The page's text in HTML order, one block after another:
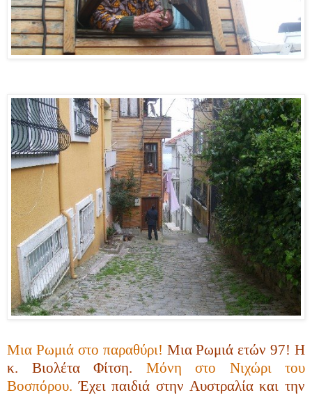
Μια Ρωμιά στο παραθύρι! Μια Ρωμιά ετών 97! Η
κ. Βιολέτα Φίτση. Μόνη στο Νιχώρι του
Βοσπόρου. Έχει παιδιά στην Αυστραλία και την